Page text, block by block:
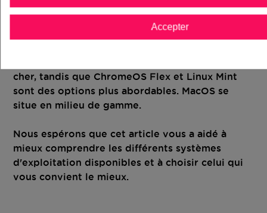
cher, tandis que ChromeOS Flex et Linux Mint
sont des options plus abordables. MacOS se
situe en milieu de gamme.
Nous espérons que cet article vous a aidé à
mieux comprendre les différents systèmes
d'exploitation disponibles et à choisir celui qui
vous convient le mieux.
Accepter